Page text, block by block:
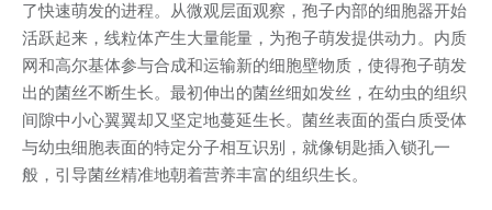
了快速萌发的进程。从微观层面观察，孢子内部的细胞器开始
活跃起来，线粒体产生大量能量，为孢子萌发提供动力。内质
网和高尔基体参与合成和运输新的细胞壁物质，使得孢子萌发
出的菌丝不断生长。最初伸出的菌丝细如发丝，在幼虫的组织
间隙中小心翼翼却又坚定地蔓延生长。菌丝表面的蛋白质受体
与幼虫细胞表面的特定分子相互识别，就像钥匙插入锁孔一
般，引导菌丝精准地朝着营养丰富的组织生长。